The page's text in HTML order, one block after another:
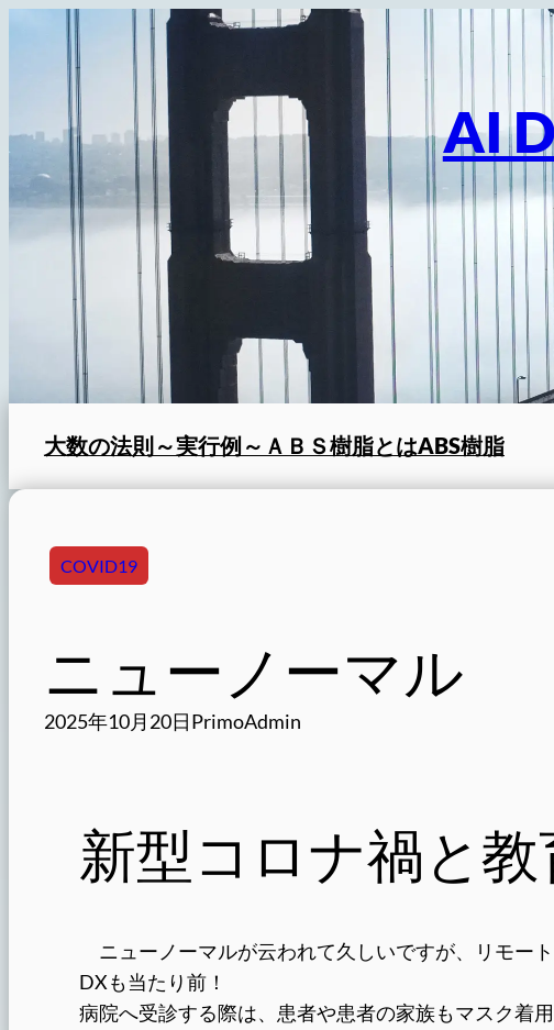
プ
AI
大数の法則～実行例～ ＡＢＳ樹脂とはABS樹脂
COVID19
ニューノーマル
2025年10月20日PrimoAdmin
新型コロナ禍と教
ニューノーマルが云われて久しいですが、リモート
DXも当たり前！
病院へ受診する際は、患者や患者の家族もマスク着用